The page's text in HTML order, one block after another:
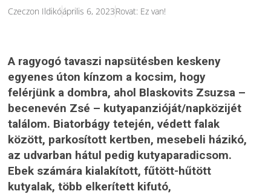
Czeczon Ildikóáprilis 6, 2023Rovat: Ez van!
A ragyogó tavaszi napsütésben keskeny
egyenes úton kínzom a kocsim, hogy
felérjünk a dombra, ahol Blaskovits Zsuzsa –
becenevén Zsé – kutyapanzióját/napközijét
találom. Biatorbágy tetején, védett falak
között, parkosított kertben, mesebeli házikó,
az udvarban hátul pedig kutyaparadicsom.
Ebek számára kialakított, fűtött-hűtött
kutyalak, több elkerített kifutó,